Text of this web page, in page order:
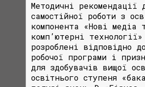
Методичні рекомендації
самостійної роботи з
компонента «Нові медіа
комп’ютерні технології»
розроблені відповідно
робочої програми і
для здобувачів вищої
освітнього ступеня